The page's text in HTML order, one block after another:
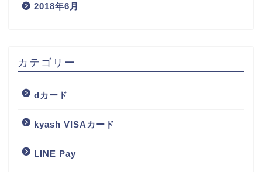
2018年6月
カテゴリー
dカード
kyash VISAカード
LINE Pay